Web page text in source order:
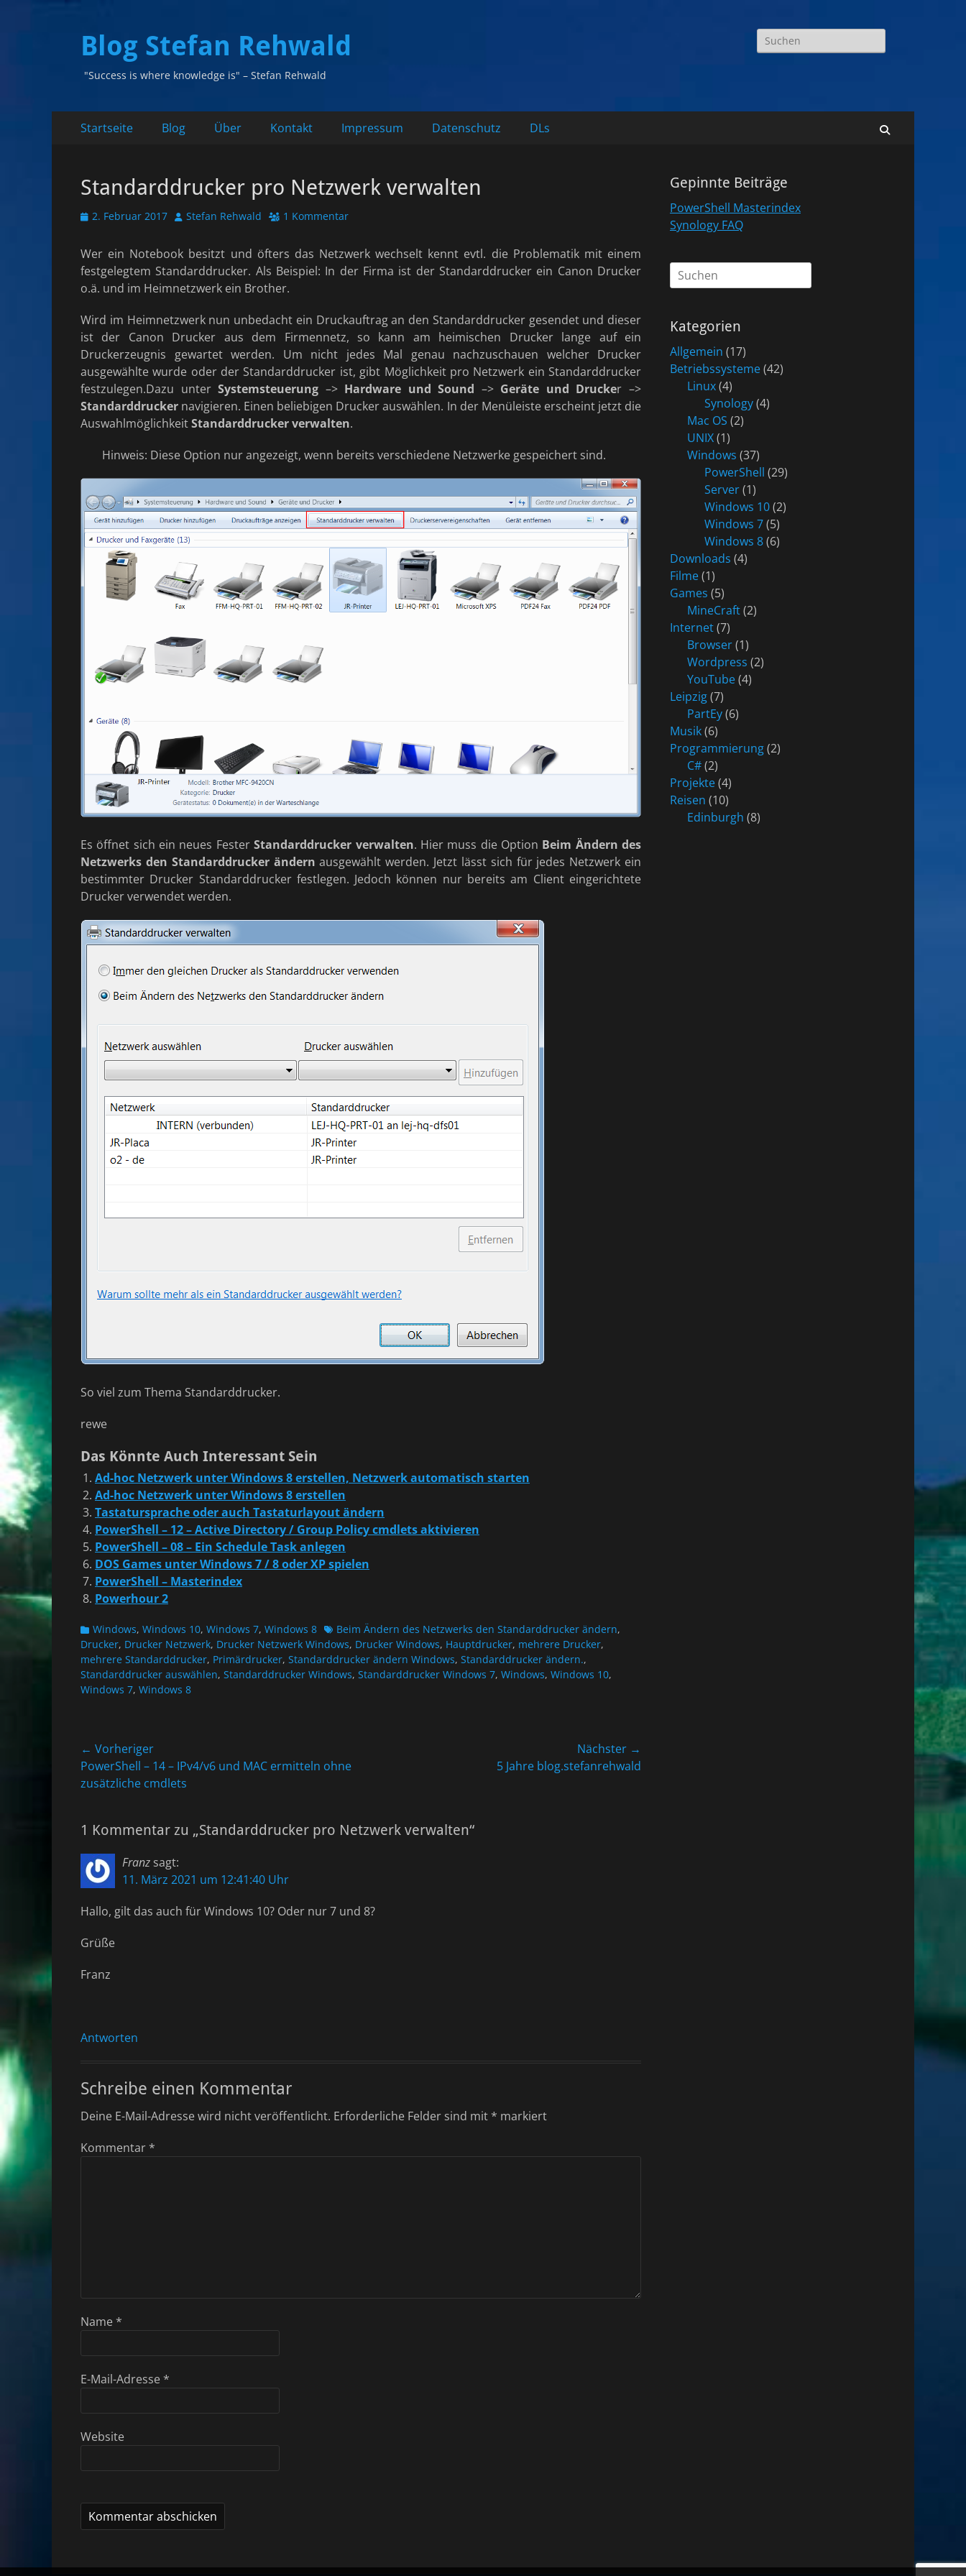
Blog Stefan Rehwald
"Success is where knowledge is" – Stefan Rehwald
Suchen
nach:
Primäres
Inhalt
Startseite Blog Über Kontakt Impressum Datenschutz DLs
Standarddrucker pro Netzwerk verwalten
Veröffentlicht
2. Februar 2017 AutorStefan Rehwald 1 Kommentar
Wer ein Notebook besitzt und öfters das Netzwerk wechselt kennt evtl. die Problematik mit einem
festgelegtem Standarddrucker. Als Beispiel: In der Firma ist der Standarddrucker ein Canon Drucker
o.ä. und im Heimnetzwerk ein Brother.
Wird im Heimnetzwerk nun unbedacht ein Druckauftrag an den Standarddrucker gesendet und dieser
ist der Canon Drucker aus dem Firmennetz, so kann am heimischen Drucker lange auf ein
Druckerzeugnis gewartet werden. Um nicht jedes Mal genau nachzuschauen welcher Drucker
ausgewählte wurde oder der Standarddrucker ist, gibt Möglichkeit pro Netzwerk ein Standarddrucker
festzulegen.Dazu unterSystemsteuerung –> Hardware und Sound –> Geräte und Drucker –>
Standarddrucker navigieren. Einen beliebigen Drucker auswählen. In der Menüleiste erscheint jetzt die
AuswahlmöglichkeitStandarddrucker verwalten.
Hinweis: Diese Option nur angezeigt, wenn bereits verschiedene Netzwerke gespeichert sind.
Es öffnet sich ein neues FesterStandarddrucker verwalten. Hier muss die Option Beim Ändern des
Netzwerks den Standarddrucker ändern ausgewählt werden. Jetzt lässt sich für jedes Netzwerk ein
bestimmter Drucker Standarddrucker festlegen. Jedoch können nur bereits am Client eingerichtete
Drucker verwendet werden.
So viel zum Thema Standarddrucker.
rewe
Das Könnte Auch Interessant Sein
Ad-hoc Netzwerk unter Windows 8 erstellen, Netzwerk automatisch starten
Ad-hoc Netzwerk unter Windows 8 erstellen
Tastatursprache oder auch Tastaturlayout ändern
PowerShell – 12 – Active Directory / Group Policy cmdlets aktivieren
PowerShell – 08 – Ein Schedule Task anlegen
DOS Games unter Windows 7 / 8 oder XP spielen
PowerShell – Masterindex
Powerhour 2
Kategorien
Windows, Windows 10, Windows 7, Windows 8 Schlagworte
Beim Ändern des Netzwerks den Standarddrucker ändern,
Drucker, Drucker Netzwerk, Drucker Netzwerk Windows, Drucker Windows, Hauptdrucker, mehrere Drucker,
mehrere Standarddrucker, Primärdrucker, Standarddrucker ändern Windows, Standarddrucker ändern.,
Standarddrucker auswählen, Standarddrucker Windows, Standarddrucker Windows 7, Windows, Windows 10,
Windows 7, Windows 8
Beitragsnavigation
← Vorheriger
Vorheriger
Beitrag:
PowerShell – 14 – IPv4/v6 und MAC ermitteln ohne
zusätzliche cmdlets
Nächster →
5 Jahre blog.stefanrehwald
1 Kommentar zu „Standarddrucker pro Netzwerk verwalten“
Franz sagt:
11. März 2021 um 12:41:40 Uhr
Hallo, gilt das auch für Windows 10? Oder nur 7 und 8?
Grüße
Franz
Antworten
Schreibe einen Kommentar
Deine E-Mail-Adresse wird nicht veröffentlicht. Erforderliche Felder sind mit * markiert
Kommentar *
Name *
E-Mail-Adresse *
Website
Gepinnte Beiträge
PowerShell Masterindex
Synology FAQ
Suchen
nach:
Kategorien
Allgemein (17)
Betriebssysteme(42)
Linux(4)
Synology(4)
Mac OS (2)
UNIX(1)
Windows (37)
PowerShell (29)
Server(1)
Windows 10(2)
Windows 7(5)
Windows 8(6)
Downloads (4)
Filme(1)
Games (5)
MineCraft(2)
Internet(7)
Browser(1)
Wordpress (2)
YouTube(4)
Leipzig(7)
PartEy(6)
Musik(6)
Programmierung(2)
C#(2)
Projekte(4)
Reisen (10)
Edinburgh (8)